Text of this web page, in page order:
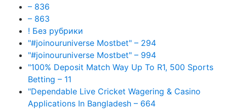
– 836
– 863
! Без рубрики
"#joinouruniverse Mostbet" – 294
"#joinouruniverse Mostbet" – 994
"100% Deposit Match Way Up To R1, 500 Sports
Betting – 11
"Dependable Live Cricket Wagering & Casino
Applications In Bangladesh – 664